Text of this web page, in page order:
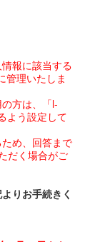
報に該当する
管理いたしま
方は、「l-
よう設定して
め、回答まで
だく場合がご
りお手続きく